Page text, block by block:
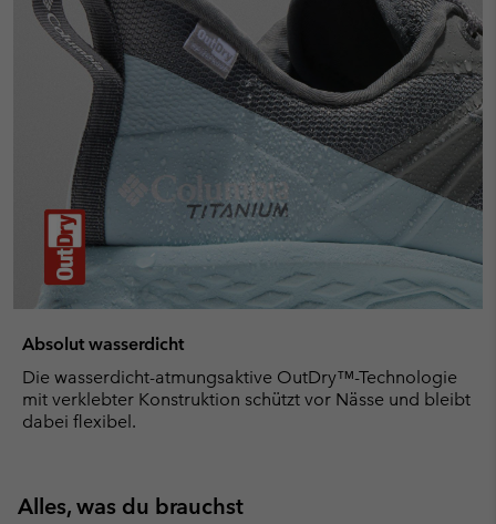
Absolut wasserdicht
Die wasserdicht-atmungsaktive OutDry™-Technologie
mit verklebter Konstruktion schützt vor Nässe und bleibt
dabei flexibel.
Alles, was du brauchst